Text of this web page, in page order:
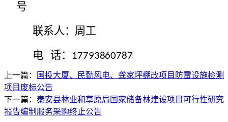
号
联系人：周工
电
话： 17793860787
上一篇：
国投大厦、民勤风电、龚家坪棚改项目防雷设施检测
项目废标公告
下一篇： 秦安县林业和草原局国家储备林建设项目可行性研究
报告编制服务采购终止公告